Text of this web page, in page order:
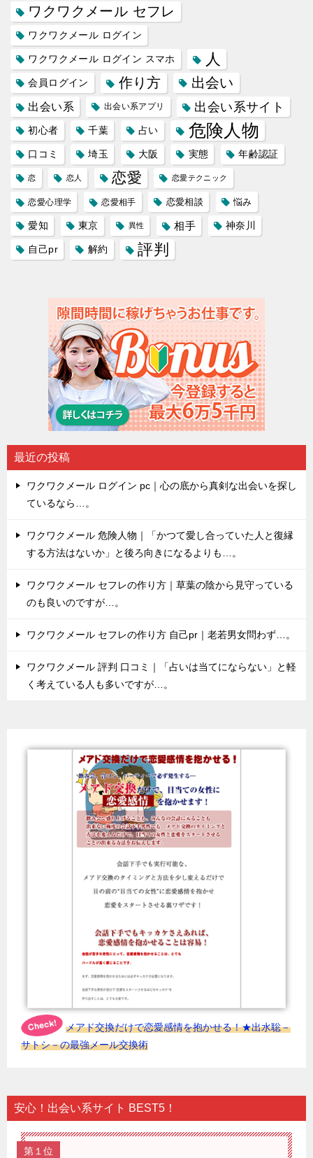
ワクワクメール セフレ
ワクワクメール ログイン
ワクワクメール ログイン スマホ 人
会員ログイン 作り方 出会い
出会い系 出会い系アプリ 出会い系サイト
初心者 千葉 占い 危険人物
口コミ 埼玉 大阪 実態 年齢認証
恋 恋人 恋愛 恋愛テクニック
恋愛心理学 恋愛相手 恋愛相談 悩み
愛知 東京 異性 相手 神奈川
自己pr 解約 評判
最近の投稿
ワクワクメール ログイン pc｜心の底から真剣な出会いを探し
ているなら…。
ワクワクメール 危険人物｜「かつて愛し合っていた人と復縁
する方法はないか」と後ろ向きになるよりも…。
ワクワクメール セフレの作り方｜草葉の陰から見守っている
のも良いのですが…。
ワクワクメール セフレの作り方 自己pr｜老若男女問わず…。
ワクワクメール 評判 口コミ｜「占いは当てにならない」と軽
く考えている人も多いですが…。
メアド交換だけで恋愛感情を抱かせる！★出水聡－
サトシ－の最強メール交換術
安心！出会い系サイト BEST5！
第１位